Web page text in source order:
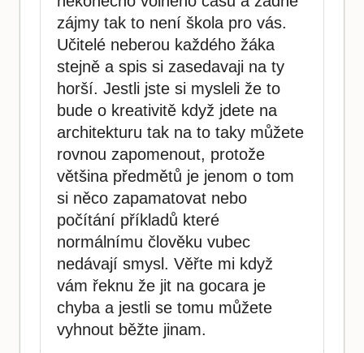
zájmy tak to není škola pro vás.
Učitelé neberou každého žáka
stejně a spis si zasedavaji na ty
horší. Jestli jste si mysleli že to
bude o kreativitě když jdete na
architekturu tak na to taky můžete
rovnou zapomenout, protože
většina předmětů je jenom o tom
si něco zapamatovat nebo
počítání příkladů které
normálnímu člověku vubec
nedávají smysl. Věřte mi když
vám řeknu že jit na gocara je
chyba a jestli se tomu můžete
vyhnout běžte jinam.